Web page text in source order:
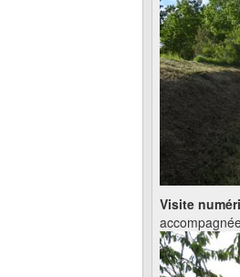
Visite